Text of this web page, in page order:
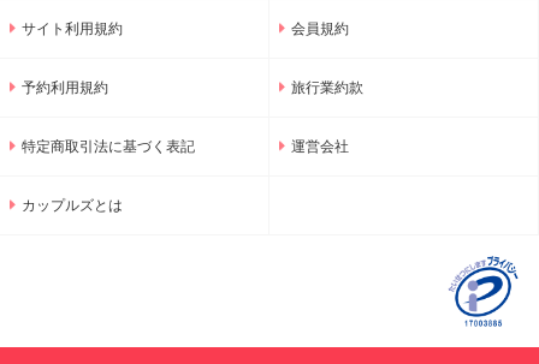
サイト利用規約 会員規約
予約利用規約 旅行業約款
特定商取引法に基づく表記 運営会社
カップルズとは